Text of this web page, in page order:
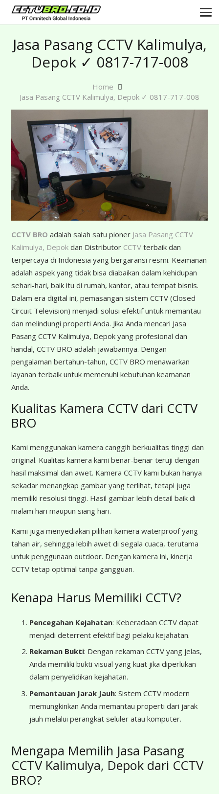
Jasa Pasang CCTV Kalimulya,
Depok ✓ 0817-717-008
Home
Jasa Pasang CCTV Kalimulya, Depok ✓ 0817-717-008
CCTV BRO adalah salah satu pioner Jasa Pasang CCTV
Kalimulya, Depokdan Distributor CCTVterbaik dan
terpercaya di Indonesia yang bergaransi resmi. Keamanan
adalah aspek yang tidak bisa diabaikan dalam kehidupan
sehari-hari, baik itu di rumah, kantor, atau tempat bisnis.
Dalam era digital ini, pemasangan sistem CCTV (Closed
Circuit Television) menjadi solusi efektif untuk memantau
dan melindungi properti Anda. Jika Anda mencari Jasa
Pasang CCTV Kalimulya, Depok yang profesional dan
handal, CCTV BRO adalah jawabannya. Dengan
pengalaman bertahun-tahun, CCTV BRO menawarkan
layanan terbaik untuk memenuhi kebutuhan keamanan
Anda.
Kualitas Kamera CCTV dari CCTV
BRO
Kami menggunakan kamera canggih berkualitas tinggi dan
original. Kualitas kamera kami benar-benar teruji dengan
hasil maksimal dan awet. Kamera CCTV kami bukan hanya
sekadar menangkap gambar yang terlihat, tetapi juga
memiliki resolusi tinggi. Hasil gambar lebih detail baik di
malam hari maupun siang hari.
Kami juga menyediakan pilihan kamera waterproof yang
tahan air, sehingga lebih awet di segala cuaca, terutama
untuk penggunaan outdoor. Dengan kamera ini, kinerja
CCTV tetap optimal tanpa gangguan.
Kenapa Harus Memiliki CCTV?
Pencegahan Kejahatan: Keberadaan CCTV dapat
menjadi deterrent efektif bagi pelaku kejahatan.
Rekaman Bukti: Dengan rekaman CCTV yang jelas,
Anda memiliki bukti visual yang kuat jika diperlukan
dalam penyelidikan kejahatan.
Pemantauan Jarak Jauh: Sistem CCTV modern
memungkinkan Anda memantau properti dari jarak
jauh melalui perangkat seluler atau komputer.
Mengapa Memilih Jasa Pasang
CCTV Kalimulya, Depok dari CCTV
BRO?